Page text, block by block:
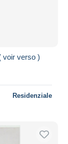
voir verso )
Residenziale